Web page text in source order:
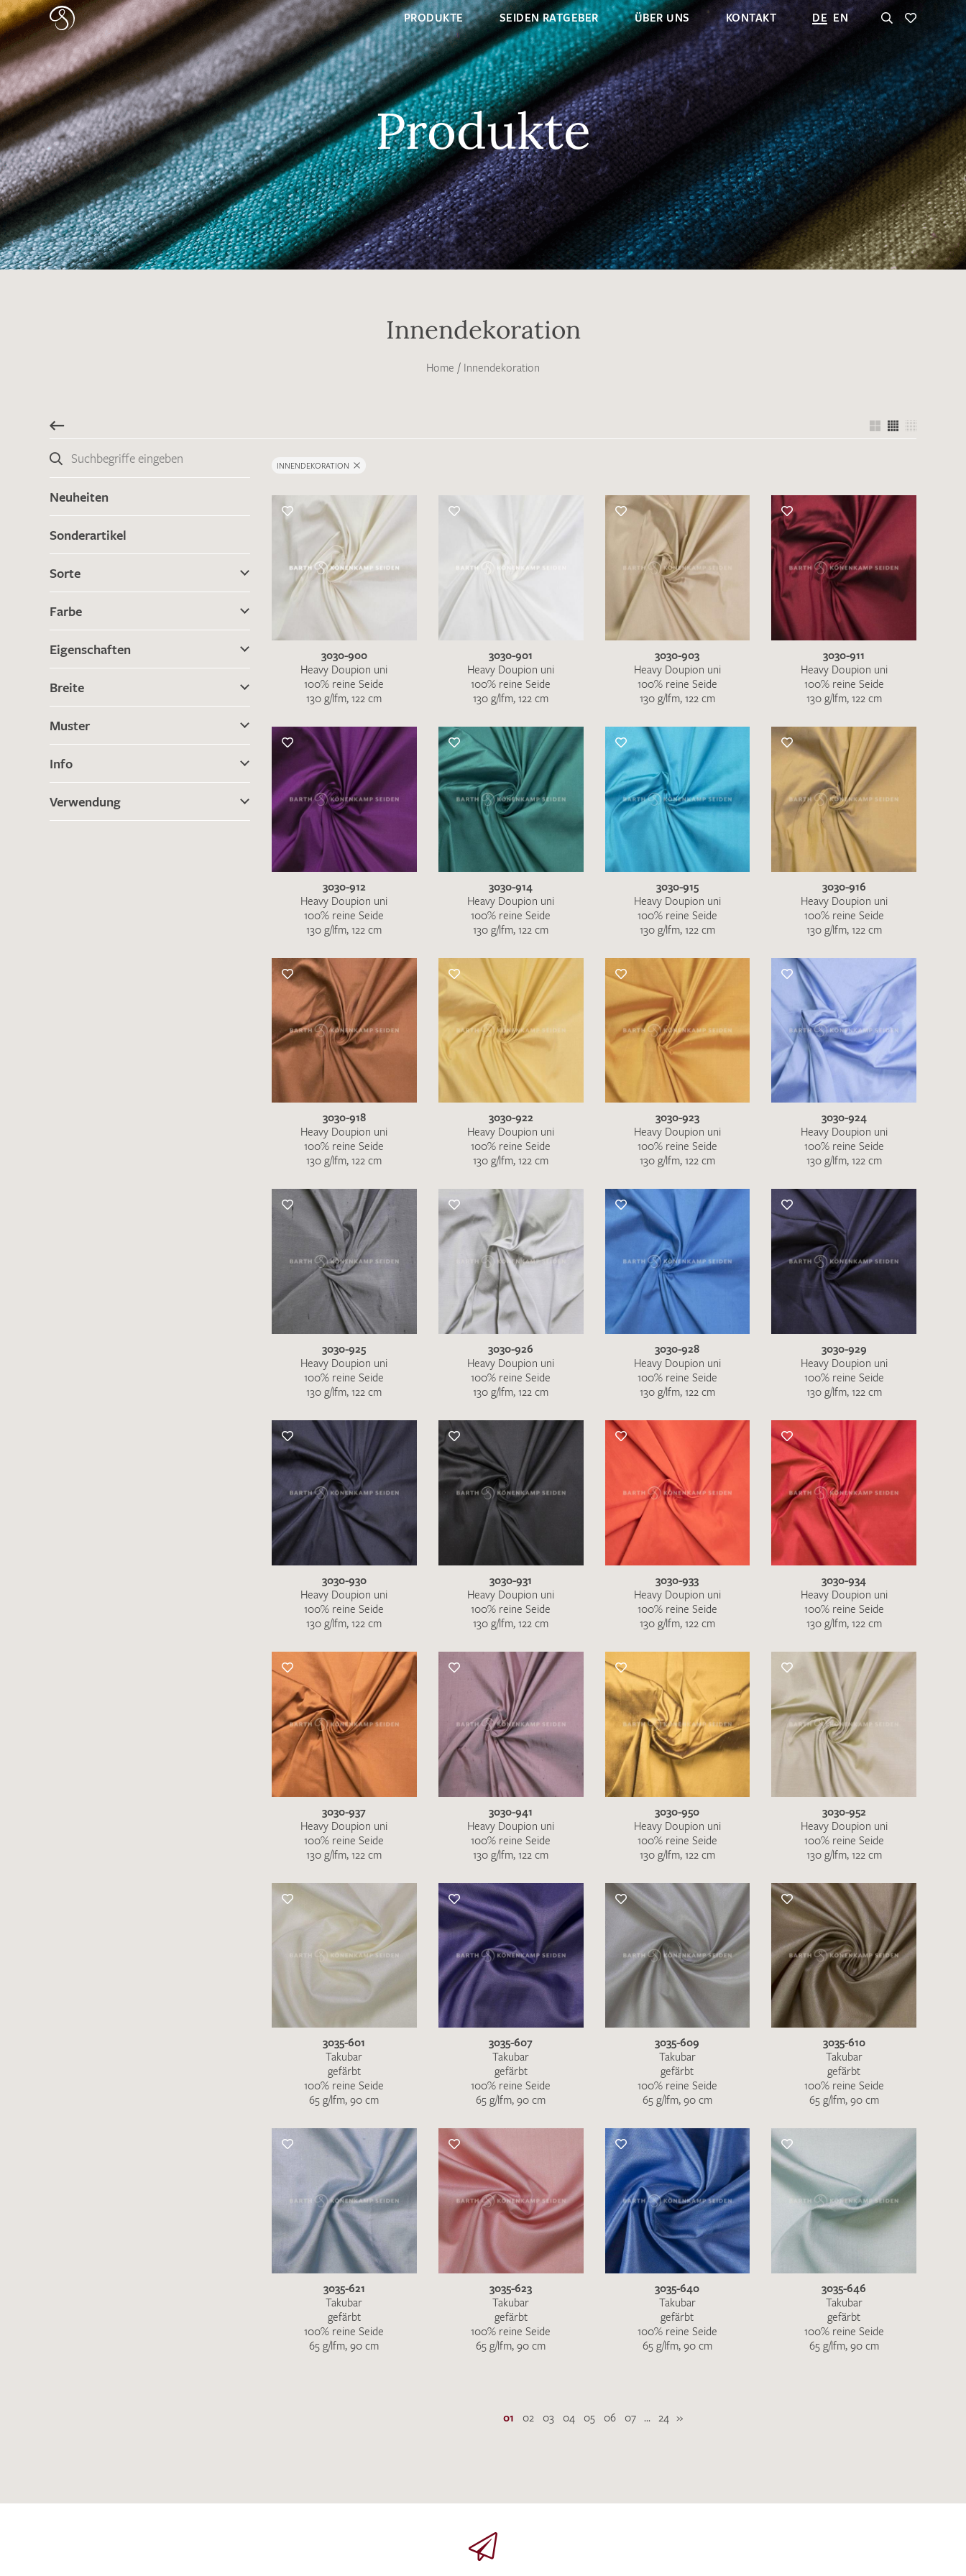
PRODUKTE SEIDEN RATGEBER ÜBER UNS KONTAKT DE EN
Merkliste / Musteranfrage
Sollten Sie dennoch eine individuelle
Musteranfrage stellen wollen, vermerken
Sie diese bitte im Feld "Anmerkungen".
Leider ist das Kontaktformular zum aktuellen Zeitpunkt nicht funktionstüchtig. Bitte
schreiben Sie eine E-Mail mit ihren Kontaktdaten direkt an
info@barth-seiden.de.
Wir arbeiten schnellstmöglich an einer Lösung – Danke!
Ich bin damit einverstanden, dass meine angegebenen Daten zur Beantwortung meiner Musteranfrage
MUSTERANFRAGE SENDEN
Produkte
Innendekoration
Home / Innendekoration
Neuheiten
Sonderartikel
Sorte
Farbe
Eigenschaften
Breite
Muster
Info
Verwendung
INNENDEKORATION
3030-900
Heavy Doupion uni
100% reine Seide
130 g/lfm, 122 cm
3030-901
Heavy Doupion uni
100% reine Seide
130 g/lfm, 122 cm
3030-903
Heavy Doupion uni
100% reine Seide
130 g/lfm, 122 cm
3030-911
Heavy Doupion uni
100% reine Seide
130 g/lfm, 122 cm
3030-912
Heavy Doupion uni
100% reine Seide
130 g/lfm, 122 cm
3030-914
Heavy Doupion uni
100% reine Seide
130 g/lfm, 122 cm
3030-915
Heavy Doupion uni
100% reine Seide
130 g/lfm, 122 cm
3030-916
Heavy Doupion uni
100% reine Seide
130 g/lfm, 122 cm
3030-918
Heavy Doupion uni
100% reine Seide
130 g/lfm, 122 cm
3030-922
Heavy Doupion uni
100% reine Seide
130 g/lfm, 122 cm
3030-923
Heavy Doupion uni
100% reine Seide
130 g/lfm, 122 cm
3030-924
Heavy Doupion uni
100% reine Seide
130 g/lfm, 122 cm
3030-925
Heavy Doupion uni
100% reine Seide
130 g/lfm, 122 cm
3030-926
Heavy Doupion uni
100% reine Seide
130 g/lfm, 122 cm
3030-928
Heavy Doupion uni
100% reine Seide
130 g/lfm, 122 cm
3030-929
Heavy Doupion uni
100% reine Seide
130 g/lfm, 122 cm
3030-930
Heavy Doupion uni
100% reine Seide
130 g/lfm, 122 cm
3030-931
Heavy Doupion uni
100% reine Seide
130 g/lfm, 122 cm
3030-933
Heavy Doupion uni
100% reine Seide
130 g/lfm, 122 cm
3030-934
Heavy Doupion uni
100% reine Seide
130 g/lfm, 122 cm
3030-937
Heavy Doupion uni
100% reine Seide
130 g/lfm, 122 cm
3030-941
Heavy Doupion uni
100% reine Seide
130 g/lfm, 122 cm
3030-950
Heavy Doupion uni
100% reine Seide
130 g/lfm, 122 cm
3030-952
Heavy Doupion uni
100% reine Seide
130 g/lfm, 122 cm
3035-601
Takubar
gefärbt
100% reine Seide
65 g/lfm, 90 cm
3035-607
Takubar
gefärbt
100% reine Seide
65 g/lfm, 90 cm
3035-609
Takubar
gefärbt
100% reine Seide
65 g/lfm, 90 cm
3035-610
Takubar
gefärbt
100% reine Seide
65 g/lfm, 90 cm
3035-621
Takubar
gefärbt
100% reine Seide
65 g/lfm, 90 cm
3035-623
Takubar
gefärbt
100% reine Seide
65 g/lfm, 90 cm
3035-640
Takubar
gefärbt
100% reine Seide
65 g/lfm, 90 cm
3035-646
Takubar
gefärbt
100% reine Seide
65 g/lfm, 90 cm
01 02 03 04 05 06 07 ... 24 »